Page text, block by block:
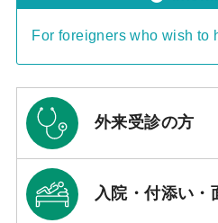
For foreigners who wish to
外来受診の方
入院・付添い・